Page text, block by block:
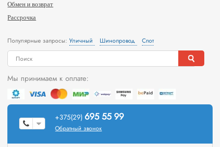
Обмен и возврат
Рассрочка
Популярные запросы:Уличный Шинопровод Спот
Мы принимаем к оплате:
+375(29) 695 55 99
Обратный звонок